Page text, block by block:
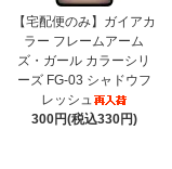
【宅配便のみ】ガイアカ
ラー フレームアーム
ズ・ガール カラーシリ
ーズ FG-03 シャドウフ
レッシュ
300円(税込330円)